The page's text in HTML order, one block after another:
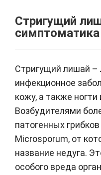
Стригущий
симптоматика
Стригущий лишай
инфекционное
кожу, а также ногти
Возбудителями
патогенных
Microsporum, от
название недуга.
особого вреда